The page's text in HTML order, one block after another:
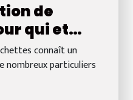
de
qui et
?
connaît un
nombreux particuliers